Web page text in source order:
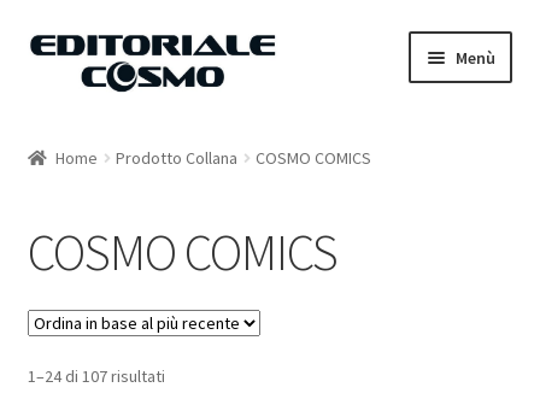
Vai
Vai
Menù
Carrello
Il mio account
Home Prodotto Collana COSMO COMICS
COSMO COMICS
1–24 di 107 risultati